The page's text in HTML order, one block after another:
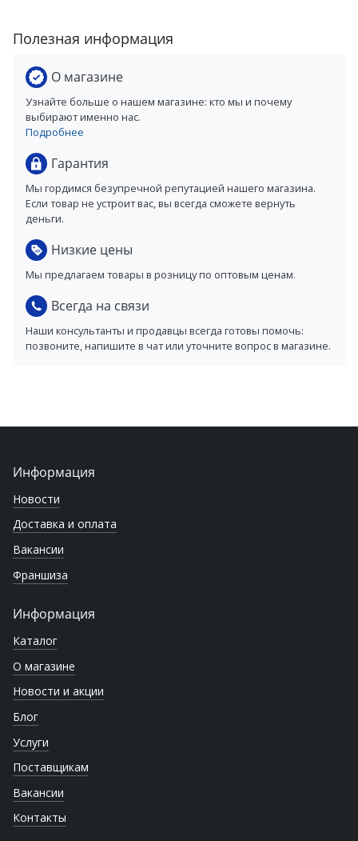
Полезная информация
О магазине
Узнайте больше о нашем магазине: кто мы и почему
выбирают именно нас.
Подробнее
Гарантия
Мы гордимся безупречной репутацией нашего магазина.
Если товар не устроит вас, вы всегда сможете вернуть
деньги.
Низкие цены
Мы предлагаем товары в розницу по оптовым ценам.
Всегда на связи
Наши консультанты и продавцы всегда готовы помочь:
позвоните, напишите в чат или уточните вопрос в магазине.
Информация
Новости
Доставка и оплата
Вакансии
Франшиза
Информация
Каталог
О магазине
Новости и акции
Блог
Услуги
Поставщикам
Вакансии
Контакты